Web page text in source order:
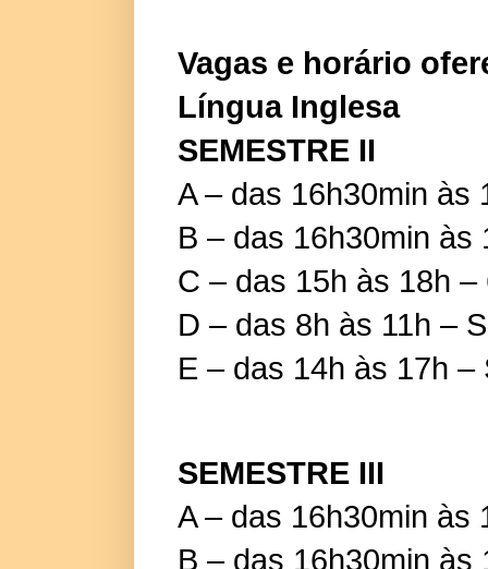
Vagas e horário
Língua Inglesa
SEMESTRE II
A – das 16h30min às
B – das 16h30min às
C – das 15h às 18h –
D – das 8h às 11h –
E – das 14h às 17h –
SEMESTRE III
A – das 16h30min às
B – das 16h30min às